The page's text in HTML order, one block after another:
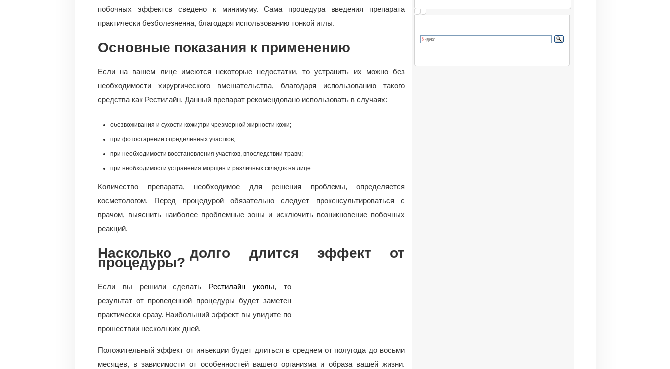
побочных эффектов сведено к минимуму. Сама процедура введения препарата
практически безболезненна, благодаря использованию тонкой иглы.
Основные показания к применению
Если на вашем лице имеются некоторые недостатки, то устранить их можно без
необходимости хирургического вмешательства, благодаря использованию такого
средства как Рестилайн. Данный препарат рекомендовано использовать в случаях:
обезвоживания и сухости кожи;при чрезмерной жирности кожи;
при фотостарении определенных участков;
при необходимости восстановления участков, впоследствии травм;
при необходимости устранения морщин и различных складок на лице.
Количество препарата, необходимое для решения проблемы, определяется
косметологом. Перед процедурой обязательно следует проконсультироваться с
врачом, выяснить наиболее проблемные зоны и исключить возникновение побочных
реакций.
Насколько долго длится эффект от
процедуры?
Если вы решили сделать Рестилайн уколы, то
результат от проведенной процедуры будет заметен
практически сразу. Наибольший эффект вы увидите по
прошествии нескольких дней.
Положительный эффект от инъекции будет длиться в среднем от полугода до восьми
месяцев, в зависимости от особенностей вашего организма и образа вашей жизни.